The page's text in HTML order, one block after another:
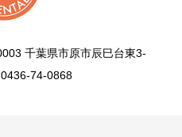
千葉県市原市辰巳台東3-
74-0868